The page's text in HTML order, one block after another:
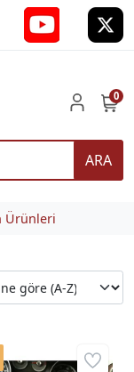
ARA
0
Ürünleri